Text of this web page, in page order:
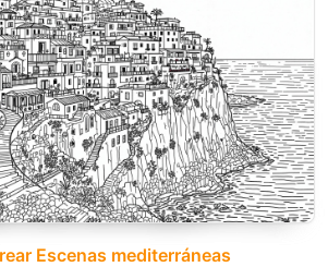
Escenas mediterráneas